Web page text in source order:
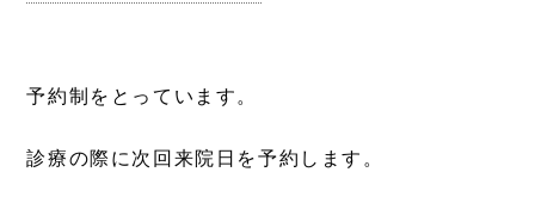
予約制をとっています。
診療の際に次回来院日を予約します。